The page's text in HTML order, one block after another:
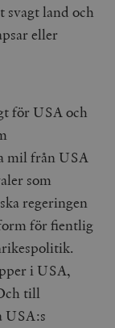
svagt land och
eller
för USA och
mil från USA
som
regeringen
för fientlig
i USA,
till
USA:s